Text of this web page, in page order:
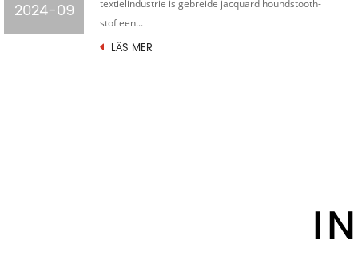
2024-09
textielindustrie is gebreide jacquard houndstooth-
stof een...
LÄS MER